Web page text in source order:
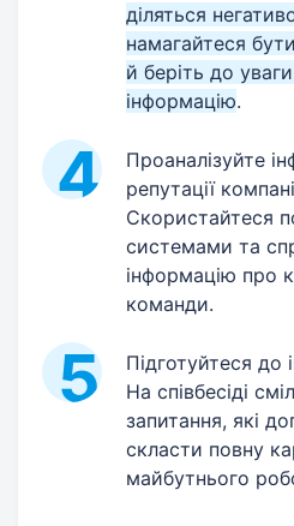
діляться
намагайтеся
й беріть до
інформацію.
Проаналізуйте
репутації
Скористайтеся
системами та
інформацію про
команди.
Підготуйтеся до
На співбесіді
запитання, які
скласти повну
майбутнього